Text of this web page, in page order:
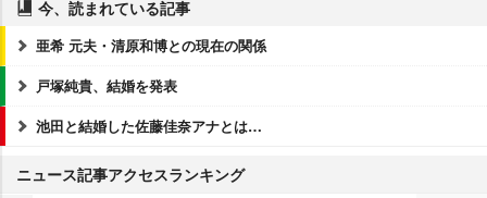
今、読まれている記事
亜希 元夫・清原和博との現在の関係
戸塚純貴、結婚を発表
池田と結婚した佐藤佳奈アナとは…
ニュース記事アクセスランキング